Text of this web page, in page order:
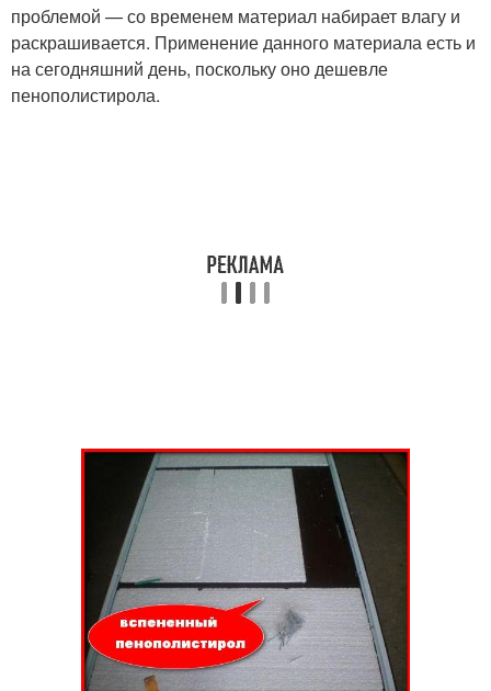
проблемой — со временем материал набирает влагу и
раскрашивается. Применение данного материала есть и
на сегодняшний день, поскольку оно дешевле
пенополистирола.